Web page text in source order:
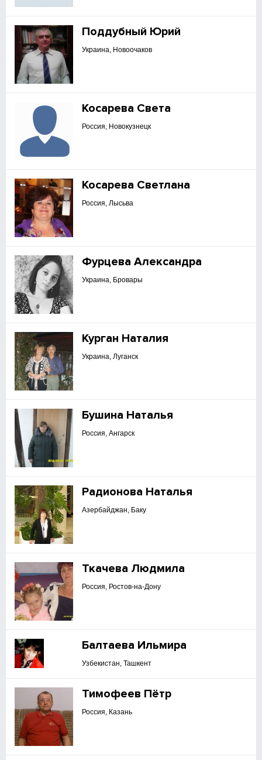
Поддубный Юрий
Украина, Новоочаков
Косарева Света
Россия, Новокузнецк
Косарева Светлана
Россия, Лысьва
Фурцева Александра
Украина, Бровары
Курган Наталия
Украина, Луганск
Бушина Наталья
Россия, Ангарск
Радионова Наталья
Азербайджан, Баку
Ткачева Людмила
Россия, Ростов-на-Дону
Балтаева Ильмира
Узбекистан, Ташкент
Тимофеев Пётр
Россия, Казань